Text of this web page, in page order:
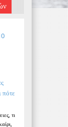
πότε
τι